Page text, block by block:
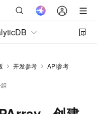
开发参考
API参考